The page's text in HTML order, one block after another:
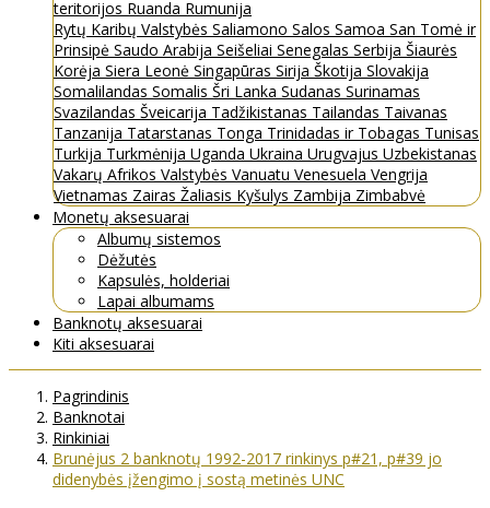
teritorijos Ruanda Rumunija
Rytų Karibų Valstybės Saliamono Salos Samoa San Tomė ir
Prinsipė Saudo Arabija Seišeliai Senegalas Serbija Šiaurės
Korėja Siera Leonė Singapūras Sirija Škotija Slovakija
Somalilandas Somalis Šri Lanka Sudanas Surinamas
Svazilandas Šveicarija Tadžikistanas Tailandas Taivanas
Tanzanija Tatarstanas Tonga Trinidadas ir Tobagas Tunisas
Turkija Turkmėnija Uganda Ukraina Urugvajus Uzbekistanas
Vakarų Afrikos Valstybės Vanuatu Venesuela Vengrija
Vietnamas Zairas Žaliasis Kyšulys Zambija Zimbabvė
Monetų aksesuarai
Albumų sistemos
Dėžutės
Kapsulės, holderiai
Lapai albumams
Banknotų aksesuarai
Kiti aksesuarai
Pagrindinis
Banknotai
Rinkiniai
Brunėjus 2 banknotų 1992-2017 rinkinys p#21, p#39 jo
didenybės įžengimo į sostą metinės UNC